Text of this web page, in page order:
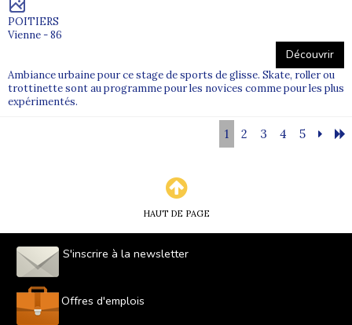
POITIERS
Vienne - 86
Découvrir
Ambiance urbaine pour ce stage de sports de glisse. Skate, roller ou
trottinette sont au programme pour les novices comme pour les plus
expérimentés.
1 2 3 4 5
HAUT DE PAGE
S'inscrire à la newsletter
Offres d'emplois